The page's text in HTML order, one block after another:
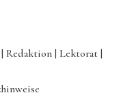
Redaktion | Lektorat |